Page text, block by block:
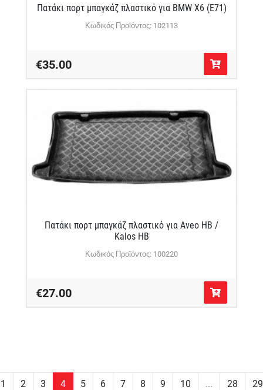
Πατάκι πορτ μπαγκάζ πλαστικό για BMW X6 (E71)
Κωδικός Προϊόντος: 102113
€35.00
Πατάκι πορτ μπαγκάζ πλαστικό για Aveo HB /
Kalos HB
Κωδικός Προϊόντος: 100220
€27.00
1 2 3 4 5 6 7 8 9 10 ... 28 29